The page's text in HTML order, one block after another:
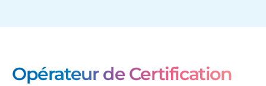
uniquement situés sur le territoire français
Opérateur de Certification